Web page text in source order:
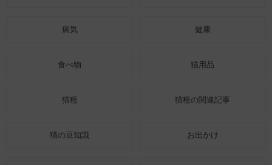
病気 健康
食べ物 猫用品
猫種 猫種の関連記事
猫の豆知識 お出かけ